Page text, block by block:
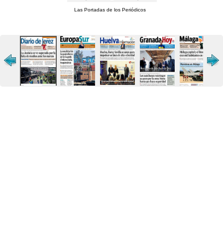
Las Portadas de los Periódicos